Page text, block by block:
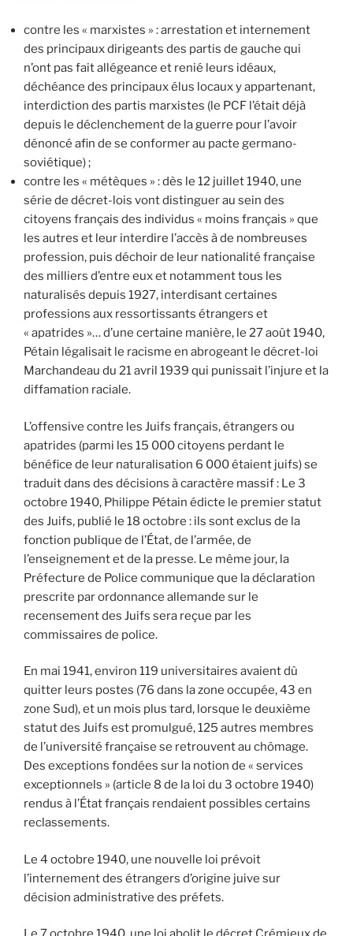
contre les « marxistes » : arrestation et internement
des principaux dirigeants des partis de gauche qui
n’ont pas fait allégeance et renié leurs idéaux,
déchéance des principaux élus locaux y appartenant,
interdiction des partis marxistes (le PCF l’était déjà
depuis le déclenchement de la guerre pour l’avoir
dénoncé afin de se conformer au pacte germano-
soviétique) ;
contre les « métèques » : dès le 12 juillet 1940, une
série de décret-lois vont distinguer au sein des
citoyens français des individus « moins français » que
les autres et leur interdire l’accès à de nombreuses
profession, puis déchoir de leur nationalité française
des milliers d’entre eux et notamment tous les
naturalisés depuis 1927, interdisant certaines
professions aux ressortissants étrangers et
« apatrides »… d’une certaine manière, le 27 août 1940,
Pétain légalisait le racisme en abrogeant le décret-loi
Marchandeau du 21 avril 1939 qui punissait l’injure et la
diffamation raciale.
L’offensive contre les Juifs français, étrangers ou
apatrides (parmi les 15 000 citoyens perdant le
bénéfice de leur naturalisation 6 000 étaient juifs) se
traduit dans des décisions à caractère massif : Le 3
octobre 1940, Philippe Pétain édicte le premier statut
des Juifs, publié le 18 octobre : ils sont exclus de la
fonction publique de l’État, de l’armée, de
l’enseignement et de la presse. Le même jour, la
Préfecture de Police communique que la déclaration
prescrite par ordonnance allemande sur le
recensement des Juifs sera reçue par les
commissaires de police.
En mai 1941, environ 119 universitaires avaient dû
quitter leurs postes (76 dans la zone occupée, 43 en
zone Sud), et un mois plus tard, lorsque le deuxième
statut des Juifs est promulgué, 125 autres membres
de l’université française se retrouvent au chômage.
Des exceptions fondées sur la notion de « services
exceptionnels » (article 8 de la loi du 3 octobre 1940)
rendus à l’État français rendaient possibles certains
reclassements.
Le 4 octobre 1940, une nouvelle loi prévoit
l’internement des étrangers d’origine juive sur
décision administrative des préfets.